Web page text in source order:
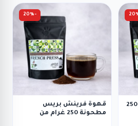
قهوة كولد برو مطحونة 250
-20%
قهوة فرينش بريس
مطحونة 250 غرام من